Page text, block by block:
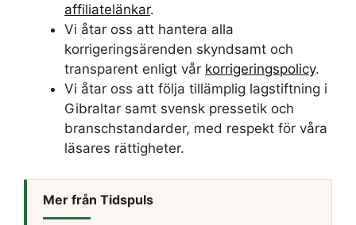
affiliatelänkar.
Vi åtar oss att hantera alla
korrigeringsärenden skyndsamt och
transparent enligt vår korrigeringspolicy.
Vi åtar oss att följa tillämplig lagstiftning i
Gibraltar samt svensk pressetik och
branschstandarder, med respekt för våra
läsares rättigheter.
Mer från Tidspuls